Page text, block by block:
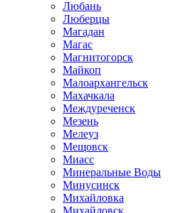
Любань
Люберцы
Магадан
Магас
Магнитогорск
Майкоп
Малоархангельск
Махачкала
Междуреченск
Мезень
Мелеуз
Мещовск
Миасс
Минеральные Воды
Минусинск
Михайловка
Михайловск